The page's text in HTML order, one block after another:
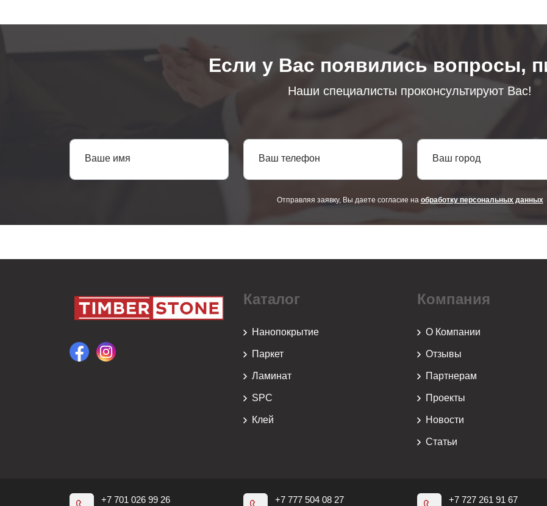
Если у Вас появились вопросы,
Наши специалисты проконсультируют Вас!
Ваше имя Ваш телефон Ваш город
Отправляя заявку, Вы даете согласие на обработку персональных данных
Каталог
Нанопокрытие
Паркет
Ламинат
SPC
Клей
Компания
О Компании
Отзывы
Партнерам
Проекты
Новости
Статьи
+7 701 026 99 26 +7 777 504 08 27 +7 727 261 91 67